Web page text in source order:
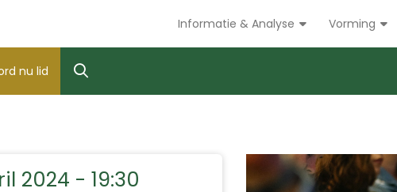
Informatie & Analyse Vorming
nu lid
2024 - 19:30